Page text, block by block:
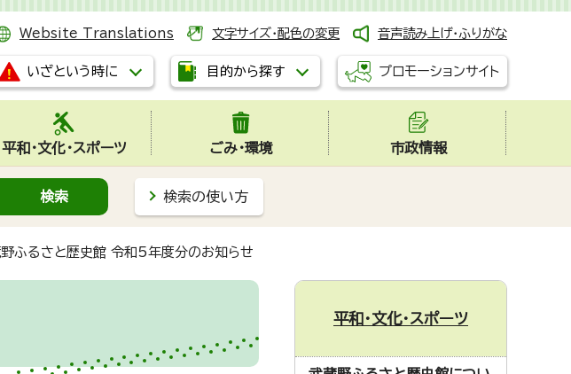
Website Translations 文字サイズ・配色の変更 音声読み上げ・ふりがな
いざという時に 目的から探す プロモーションサイト
平和・文化・スポーツ ごみ・環境 市政情報
検索の使い方
ふるさと歴史館 令和5年度分のお知らせ
平和・文化・スポーツ